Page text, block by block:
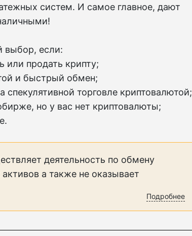
систем. И самое главное, дают
если:
или продать крипту;
и быстрый обмен;
спекулятивной торговле криптовалютой;
но у вас нет криптовалюты;
деятельность по обмену
а также не оказывает
Подробнее